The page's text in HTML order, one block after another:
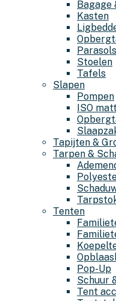
Bagage
Kasten
Parasols
Stoelen
Tafels
Slapen
Pompen
ISO
Tapijten &
Tarpen &
Tenten
Pop-Up
Schuur
Tent